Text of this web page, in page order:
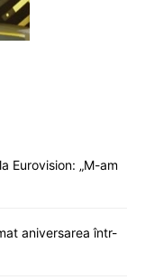
Eurovision: „M-am
aniversarea într-